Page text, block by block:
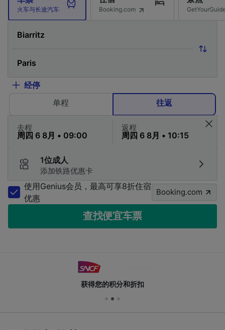
火车与长途汽车 Booking.com
经停
单程
往返
去程 返程
1位成人
添加铁路优惠卡
使用Genius会员，最高可享8折住宿
优惠
Booking.com
查找便宜车票
获得您的积分和折扣